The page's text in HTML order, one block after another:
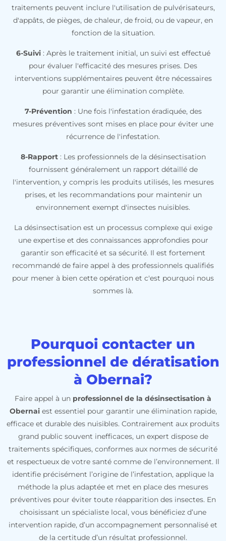
traitements peuvent inclure l'utilisation de pulvérisateurs,
d'appâts, de pièges, de chaleur, de froid, ou de vapeur, en
fonction de la situation.
6-Suivi: Après le traitement initial, un suivi est effectué
pour évaluer l'efficacité des mesures prises. Des
interventions supplémentaires peuvent être nécessaires
pour garantir une élimination complète.
7-Prévention : Une fois l'infestation éradiquée, des
mesures préventives sont mises en place pour éviter une
récurrence de l'infestation.
8-Rapport: Les professionnels de la désinsectisation
fournissent généralement un rapport détaillé de
l'intervention, y compris les produits utilisés, les mesures
prises, et les recommandations pour maintenir un
environnement exempt d'insectes nuisibles.
La désinsectisation est un processus complexe qui exige
une expertise et des connaissances approfondies pour
garantir son efficacité et sa sécurité. Il est fortement
recommandé de faire appel à des professionnels qualifiés
pour mener à bien cette opération et c'est pourquoi nous
sommes là.
Pourquoi contacter un
professionnel de dératisation
à Obernai?
Faire appel à un professionnel de la désinsectisation à
Obernaiest essentiel pour garantir une élimination rapide,
efficace et durable des nuisibles. Contrairement aux produits
grand public souvent inefficaces, un expert dispose de
traitements spécifiques, conformes aux normes de sécurité
et respectueux de votre santé comme de l’environnement. Il
identifie précisément l’origine de l’infestation, applique la
méthode la plus adaptée et met en place des mesures
préventives pour éviter toute réapparition des insectes. En
choisissant un spécialiste local, vous bénéficiez d’une
intervention rapide, d’un accompagnement personnalisé et
de la certitude d’un résultat professionnel.